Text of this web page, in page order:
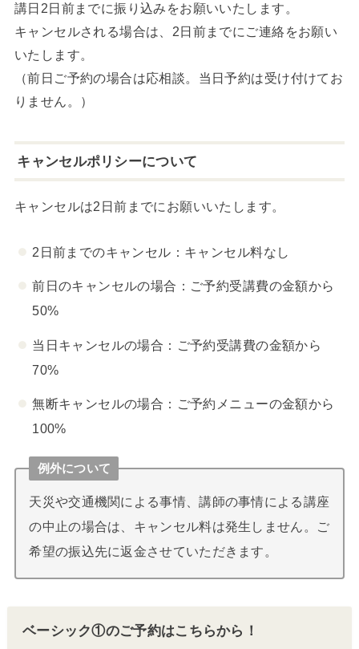
講日2日前までに振り込みをお願いいたします。
キャンセルされる場合は、2日前までにご連絡をお願い
いたします。
（前日ご予約の場合は応相談。当日予約は受け付けてお
りません。）
キャンセルポリシーについて
キャンセルは2日前までにお願いいたします。
2日前までのキャンセル：キャンセル料なし
前日のキャンセルの場合：ご予約受講費の金額から
50%
当日キャンセルの場合：ご予約受講費の金額から
70%
無断キャンセルの場合：ご予約メニューの金額から
100%
例外について
天災や交通機関による事情、講師の事情による講座
の中止の場合は、キャンセル料は発生しません。ご
希望の振込先に返金させていただきます。
ベーシック①のご予約はこちらから！